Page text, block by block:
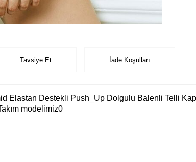
Tavsiye Et İade Koşulları
Elastan Destekli Push_Up Dolgulu Balenli Telli
modelimiz0